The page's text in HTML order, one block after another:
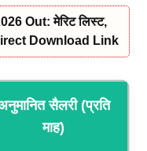
Out: मेरिट लिस्ट,
Download Link
सैलरी (प्रति
माह)